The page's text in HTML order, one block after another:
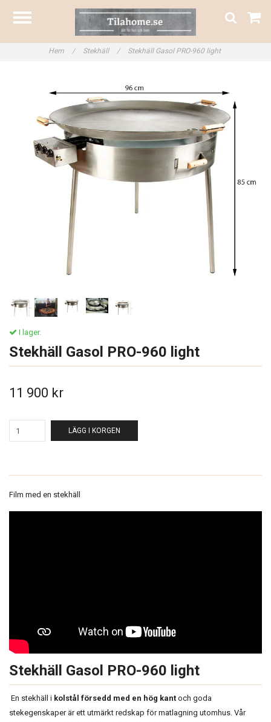
Hem / Stekhäll / Stekhäll Gasol PRO-960 light
I lager.
Stekhäll Gasol PRO-960 light
11 900 kr
LÄGG I KORGEN
Film med en stekhäll
Stekhäll Gasol PRO-960 light
En stekhäll i kolstål försedd med en hög kant och goda
stekegenskaper är ett utmärkt redskap för matlagning utomhus. Vår